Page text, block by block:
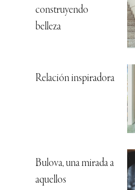
construyendo
belleza
Relación inspiradora
Bulova, una mirada a
aquellos